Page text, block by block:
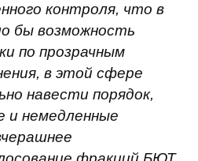
контроля, что в
бы возможность
по прозрачным
в этой сфере
навести порядок,
и немедленные